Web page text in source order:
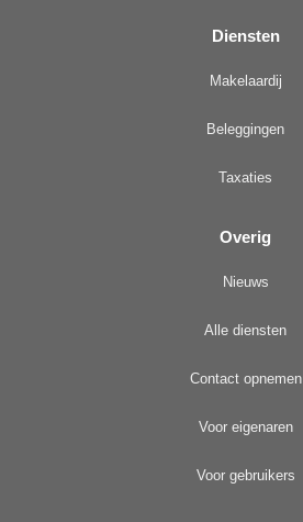
Diensten
Makelaardij
Beleggingen
Taxaties
Overig
Nieuws
Alle diensten
Contact opnemen
Voor eigenaren
Voor gebruikers